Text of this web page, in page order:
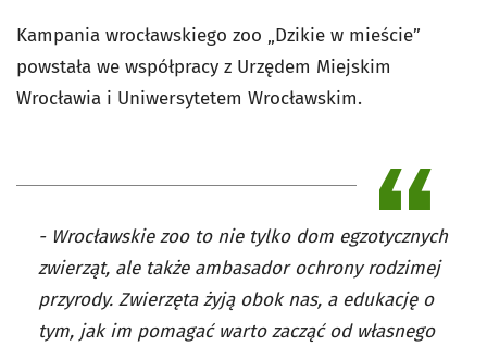
Kampania wrocławskiego zoo „Dzikie w mieście”
powstała we współpracy z Urzędem Miejskim
Wrocławia i Uniwersytetem Wrocławskim.
- Wrocławskie zoo to nie tylko dom egzotycznych
zwierząt, ale także ambasador ochrony rodzimej
przyrody. Zwierzęta żyją obok nas, a edukację o
tym, jak im pomagać warto zacząć od własnego